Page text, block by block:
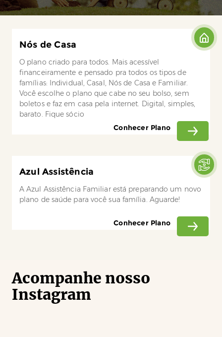
Nós de Casa
O plano criado para todos. Mais acessível
financeiramente e pensado pra todos os tipos de
famílias: Individual, Casal, Nós de Casa e Familiar.
Você escolhe o plano que cabe no seu bolso, sem
boletos e faz em casa pela internet. Digital, simples,
barato. Fique sócio
Conhecer Plano
Azul Assistência
A Azul Assistência Familiar está preparando um novo
plano de saúde para você sua família. Aguarde!
Conhecer Plano
Acompanhe nosso
Instagram